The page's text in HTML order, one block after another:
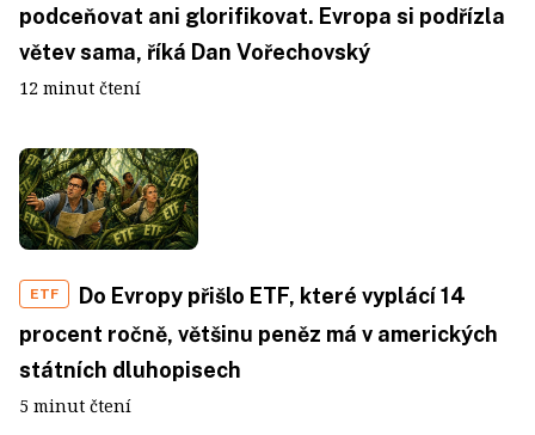
podceňovat ani glorifikovat. Evropa si podřízla
větev sama, říká Dan Vořechovský
12 minut čtení
ETF
Do Evropy přišlo ETF, které vyplácí 14
procent ročně, většinu peněz má v amerických
státních dluhopisech
5 minut čtení